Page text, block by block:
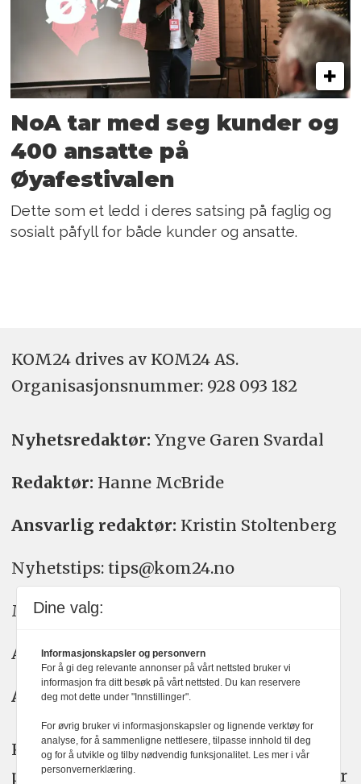
NoA tar med seg kunder og
400 ansatte på
Øyafestivalen
Dette som et ledd i deres satsing på faglig og
sosialt påfyll for både kunder og ansatte.
KOM24 drives av KOM24 AS.
Organisasjons­nummer: 928 093 182
Nyhetsredaktør: Yngve Garen Svardal
Redaktør: Hanne McBride
Ansvarlig redaktør: Kristin Stoltenberg
Nyhetstips: tips@kom24.no
Meninger: meninger@kom24.no
Annonse: annonse@watchmedia.no
Abonnement:kom24@watchmedia.no
KOM24 arbeider etter Vær Varsom-
plakatens regler for god presseskikk. Her
Dine valg:
Informasjonskapsler og personvern
For å gi deg relevante annonser på vårt nettsted bruker vi
informasjon fra ditt besøk på vårt nettsted. Du kan reservere
deg mot dette under "Innstillinger".
For øvrig bruker vi informasjonskapsler og lignende verktøy for
analyse, for å sammenligne nettlesere, tilpasse innhold til deg
og for å utvikle og tilby nødvendig funksjonalitet. Les mer i vår
personvernerklæring.